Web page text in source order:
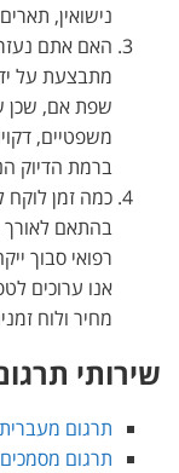
נישואין,
האם אתם
מתבצעת על
שפת אם, שכן
משפטיים,
ברמת הדיוק
כמה זמן
בהתאם לאורך
רפואי סבוך
אנו ערוכים
מחיר ולוח זמנים מדויק תוך
שירותי
תרגום
תרגום